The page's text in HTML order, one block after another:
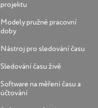
projektu
Modely pružné pracovní
doby
Nástroj pro sledování času
Sledování času živě
Software na měření času a
účtování